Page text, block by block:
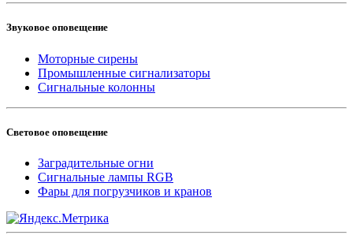
Звуковое оповещение
Моторные сирены
Промышленные сигнализаторы
Сигнальные колонны
Световое оповещение
Заградительные огни
Сигнальные лампы RGB
Фары для погрузчиков и кранов